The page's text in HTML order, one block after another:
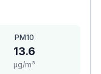
PM10
13.6
μg/m³